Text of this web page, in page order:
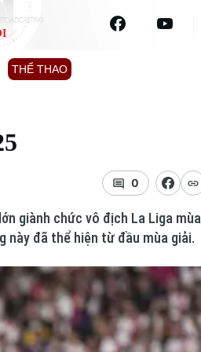
THỂ THAO
Điện ảnh
Thời trang
0
giành chức vô địch La Liga mùa
này đã thể hiện từ đầu mùa giải.